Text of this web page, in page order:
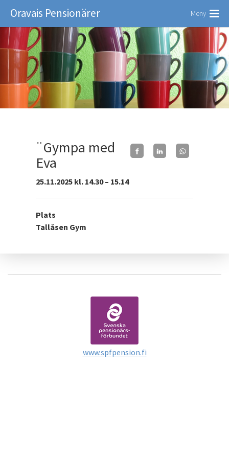
Oravais Pensionärer Meny
¨Gympa med
Eva
25.11.2025 kl. 14.30 – 15.14
Plats
Tallåsen Gym
www.spfpension.fi